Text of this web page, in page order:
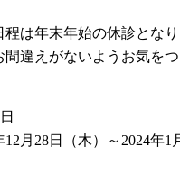
程は年末年始の休診とな
間違えがないようお気を
12月28日（木）～2024年1